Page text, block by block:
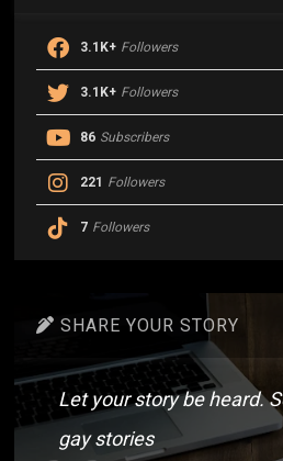
3.1K+ Followers
3.1K+ Followers
86 Subscribers
221 Followers
7 Followers
SHARE YOUR STORY
Let your story be heard.
gay stories